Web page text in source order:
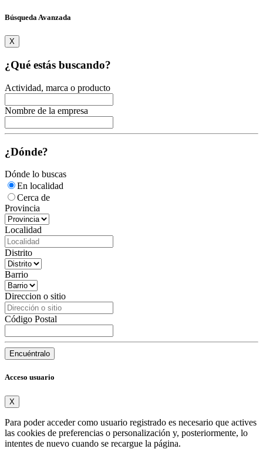
Búsqueda Avanzada
X
¿Qué estás buscando?
Actividad, marca o producto
Nombre de la empresa
¿Dónde?
Dónde lo buscas
En localidad
Cerca de
Provincia
Localidad
Distrito
Barrio
Direccion o sitio
Código Postal
Encuéntralo
Acceso usuario
X
Para poder acceder como usuario registrado es necesario que actives
las cookies de preferencias o personalización y, posteriormente, lo
intentes de nuevo cuando se recargue la página.